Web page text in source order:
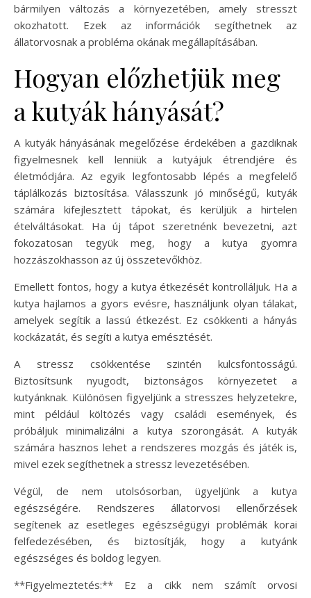
bármilyen változás a környezetében, amely stresszt
okozhatott. Ezek az információk segíthetnek az
állatorvosnak a probléma okának megállapításában.
Hogyan előzhetjük meg
a kutyák hányását?
A kutyák hányásának megelőzése érdekében a gazdiknak
figyelmesnek kell lenniük a kutyájuk étrendjére és
életmódjára. Az egyik legfontosabb lépés a megfelelő
táplálkozás biztosítása. Válasszunk jó minőségű, kutyák
számára kifejlesztett tápokat, és kerüljük a hirtelen
ételváltásokat. Ha új tápot szeretnénk bevezetni, azt
fokozatosan tegyük meg, hogy a kutya gyomra
hozzászokhasson az új összetevőkhöz.
Emellett fontos, hogy a kutya étkezését kontrolláljuk. Ha a
kutya hajlamos a gyors evésre, használjunk olyan tálakat,
amelyek segítik a lassú étkezést. Ez csökkenti a hányás
kockázatát, és segíti a kutya emésztését.
A stressz csökkentése szintén kulcsfontosságú.
Biztosítsunk nyugodt, biztonságos környezetet a
kutyánknak. Különösen figyeljünk a stresszes helyzetekre,
mint például költözés vagy családi események, és
próbáljuk minimalizálni a kutya szorongását. A kutyák
számára hasznos lehet a rendszeres mozgás és játék is,
mivel ezek segíthetnek a stressz levezetésében.
Végül, de nem utolsósorban, ügyeljünk a kutya
egészségére. Rendszeres állatorvosi ellenőrzések
segítenek az esetleges egészségügyi problémák korai
felfedezésében, és biztosítják, hogy a kutyánk
egészséges és boldog legyen.
**Figyelmeztetés:** Ez a cikk nem számít orvosi